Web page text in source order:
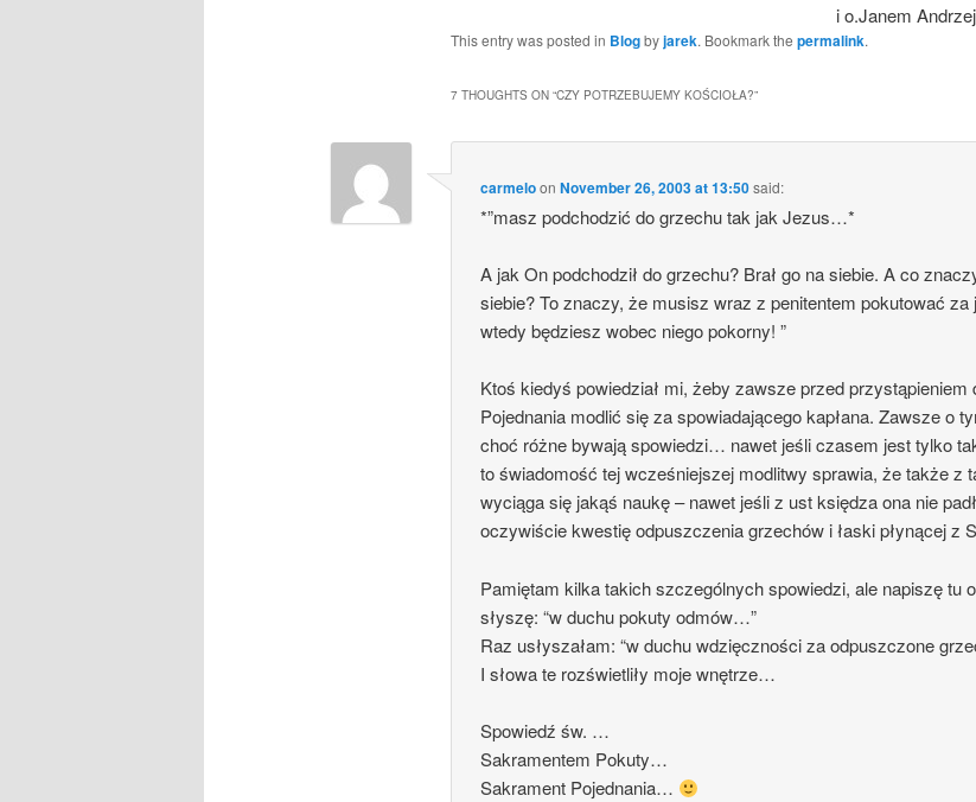
i o.Janem
This entry was posted in Blogbyjarek. Bookmark the permalink.
7 THOUGHTS ON “CZY POTRZEBUJEMY KOŚCIOŁA?”
carmeloonNovember 26, 2003 at 13:50said:
*”masz podchodzić do grzechu tak jak Jezus…*
A jak On podchodził do grzechu? Brał go na siebie. A co
siebie? To znaczy, że musisz wraz z penitentem pokutować za
wtedy będziesz wobec niego pokorny! ”
Ktoś kiedyś powiedział mi, żeby zawsze przed przystąpieniem
Pojednania modlić się za spowiadającego kapłana. Zawsze o
choć różne bywają spowiedzi… nawet jeśli czasem jest tylko
to świadomość tej wcześniejszej modlitwy sprawia, że także z
wyciąga się jakąś naukę – nawet jeśli z ust księdza ona nie
oczywiście kwestię odpuszczenia grzechów i łaski płynącej z
Pamiętam kilka takich szczególnych spowiedzi, ale napiszę tu
słyszę: “w duchu pokuty odmów…”
Raz usłyszałam: “w duchu wdzięczności za odpuszczone
I słowa te rozświetliły moje wnętrze…
Spowiedź św. …
Sakramentem Pokuty…
Sakrament Pojednania…